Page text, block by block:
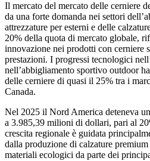
Il mercato del mercato delle cerniere
da una forte domanda nei settori
attrezzature per esterni e delle
20% della quota di mercato globale,
innovazione nei prodotti con cerniere
prestazioni. I progressi tecnologici
nell’abbigliamento sportivo outdoor
delle cerniere di quasi il 25% tra i
Canada.
Nel 2025 il Nord America deteneva
a 3.985,39 milioni di dollari, pari al
crescita regionale è guidata
dalla produzione di calzature
materiali ecologici da parte dei